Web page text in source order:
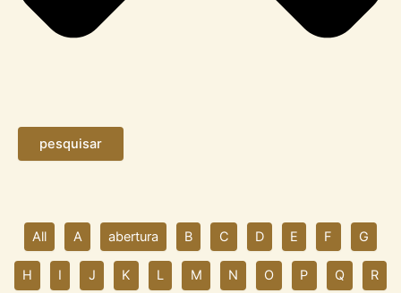
pesquisar
All A abertura B C D E F G
H I J K L M N O P Q R